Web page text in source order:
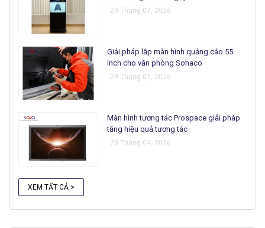
29 Tháng 07, 2026
Giải pháp lắp màn hình quảng cáo 55
inch cho văn phòng Sohaco
29 Tháng 07, 2026
Màn hình tương tác Prospace giải pháp
tăng hiệu quả tương tác
23 Tháng 04, 2026
XEM TẤT CẢ >